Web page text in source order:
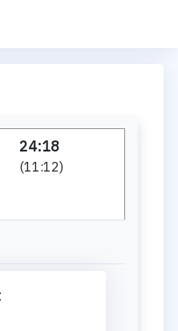
24:18
(11:12)